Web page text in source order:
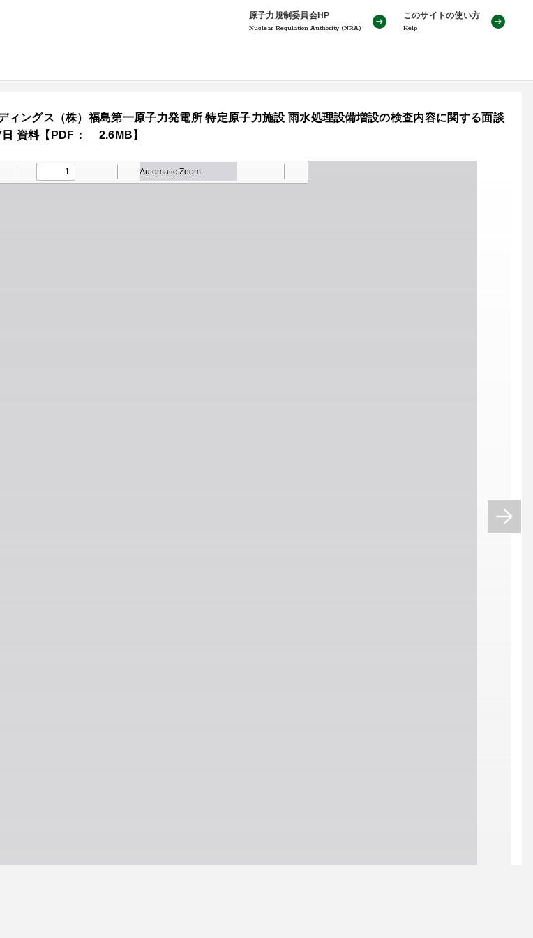
原子力規制委員会HP
Nuclear Regulation Authority (NRA)
このサイトの使い方
Help
ィングス（株）福島第一原子力発電所 特定原子力施設 雨水処理設備増設の検査内容に関する面談
資料【PDF：__2.6MB】